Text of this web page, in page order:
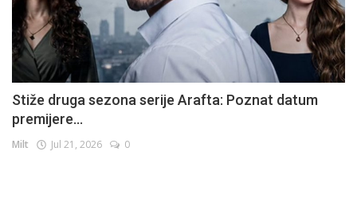
Stiže druga sezona serije Arafta: Poznat datum
premijere...
Milt Jul 21, 2026 0